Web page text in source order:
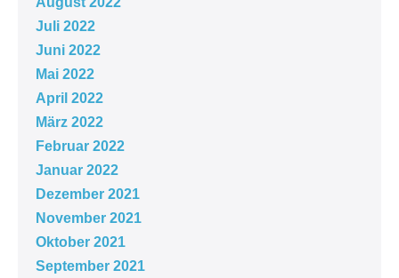
Juli 2022
Juni 2022
Mai 2022
April 2022
März 2022
Februar 2022
Januar 2022
Dezember 2021
November 2021
Oktober 2021
September 2021